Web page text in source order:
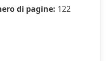
di pagine: 122